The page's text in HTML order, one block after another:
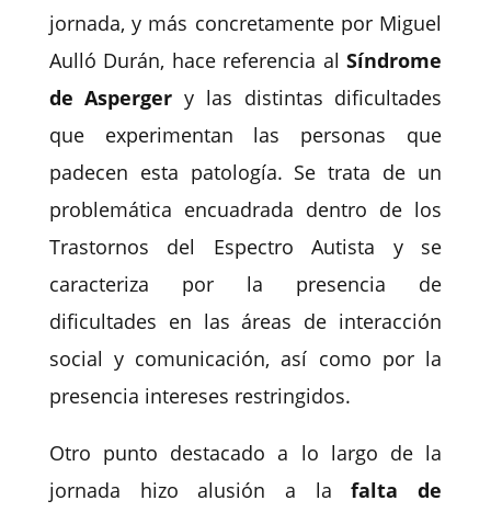
jornada, y más concretamente por Miguel
Aulló Durán, hace referencia alSíndrome
de Asperger y las distintas dificultades
que experimentan las personas que
padecen esta patología. Se trata de un
problemática encuadrada dentro de los
Trastornos del Espectro Autista y se
caracteriza por la presencia de
dificultades en las áreas de interacción
social y comunicación, así como por la
presencia intereses restringidos.
Otro punto destacado a lo largo de la
jornada hizo alusión a lafalta de